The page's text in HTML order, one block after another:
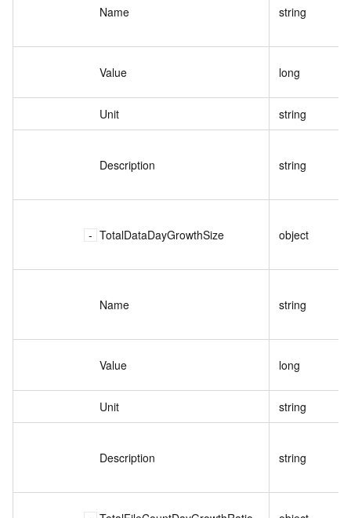
Name string
Value long
Unit string
Description string
TotalDataDayGrowthSize object
Name string
Value long
Unit string
Description string